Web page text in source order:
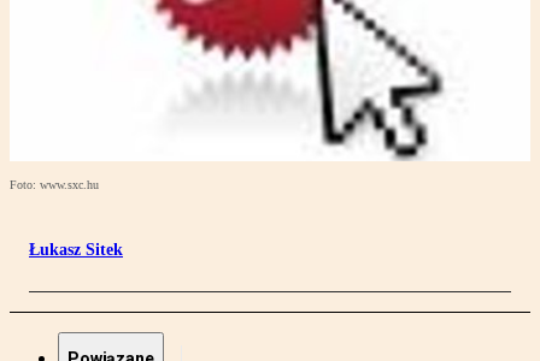
Foto: www.sxc.hu
Łukasz Sitek